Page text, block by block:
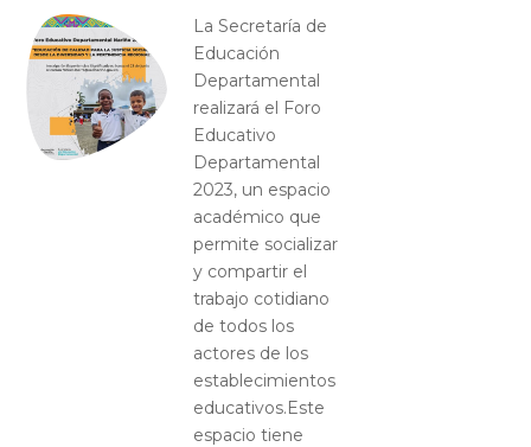
La Secretaría de
Educación
Departamental
realizará el Foro
Educativo
Departamental
2023, un espacio
académico que
permite socializar
y compartir el
trabajo cotidiano
de todos los
actores de los
establecimientos
educativos.Este
espacio tiene